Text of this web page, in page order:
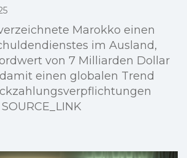
Marokko einen
im Ausland,
von 7 Milliarden Dollar
einen globalen Trend